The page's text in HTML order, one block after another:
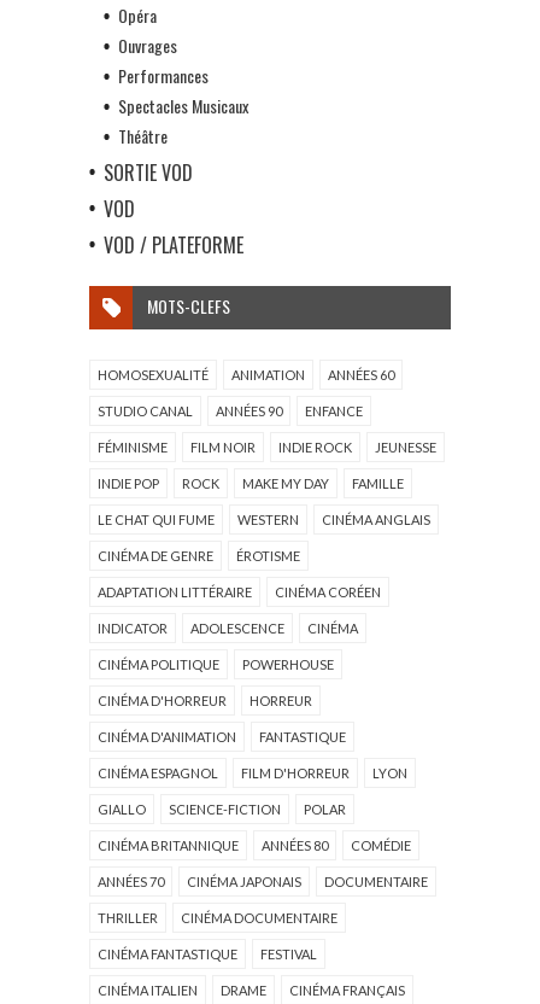
Opéra
Ouvrages
Performances
Spectacles Musicaux
Théâtre
SORTIE VOD
VOD
VOD / PLATEFORME
MOTS-CLEFS
HOMOSEXUALITÉ ANIMATION ANNÉES 60
STUDIO CANAL ANNÉES 90 ENFANCE
FÉMINISME FILM NOIR INDIE ROCK JEUNESSE
INDIE POP ROCK MAKE MY DAY FAMILLE
LE CHAT QUI FUME WESTERN CINÉMA ANGLAIS
CINÉMA DE GENRE ÉROTISME
ADAPTATION LITTÉRAIRE CINÉMA CORÉEN
INDICATOR ADOLESCENCE CINÉMA
CINÉMA POLITIQUE POWERHOUSE
CINÉMA D'HORREUR HORREUR
CINÉMA D'ANIMATION FANTASTIQUE
CINÉMA ESPAGNOL FILM D'HORREUR LYON
GIALLO SCIENCE-FICTION POLAR
CINÉMA BRITANNIQUE ANNÉES 80 COMÉDIE
ANNÉES 70 CINÉMA JAPONAIS DOCUMENTAIRE
THRILLER CINÉMA DOCUMENTAIRE
CINÉMA FANTASTIQUE FESTIVAL
CINÉMA ITALIEN DRAME CINÉMA FRANÇAIS